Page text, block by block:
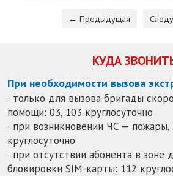
← Предыдущая
КУДА
При необходимости вызова
· только для вызова бригады
помощи: 03, 103 круглосуточно
· при возникновении ЧС —
круглосуточно
· при отсутствии абонента в зоне
блокировки SIM-карты: 112